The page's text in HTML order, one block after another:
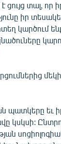
ցույց տալ,
իր
կարծում
պատկերը
կսկսի: